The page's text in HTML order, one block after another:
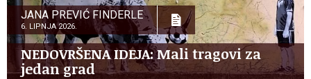
JANA PREVIĆ FINDERLE
6. LIPNJA 2026.
NEDOVRŠENA IDEJA: Mali tragovi za
jedan grad